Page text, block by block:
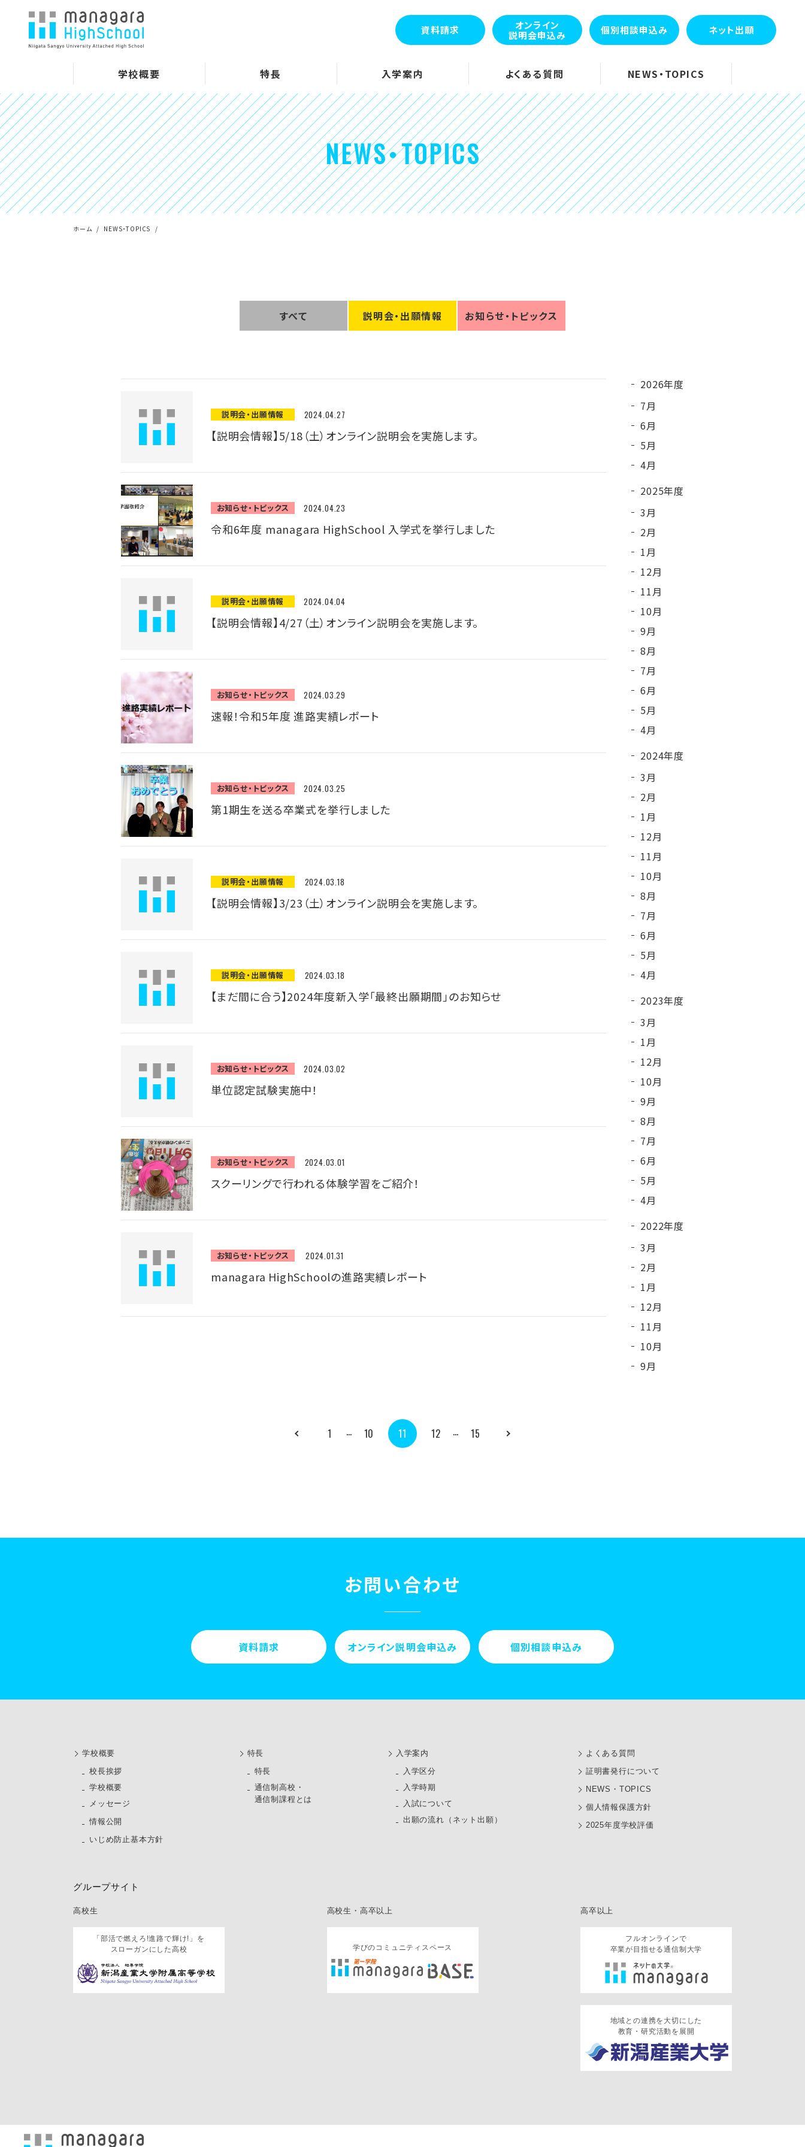
学校概要 特長 入学案内 よくある質問 NEWS・TOPICS
資料請求
オンライン
説明会申込み
個別相談申込み ネット出願
NEWS・TOPICS
ホーム NEWS・TOPICS
すべて 説明会・ 出願情報 お知らせ・ トピックス
2026年度
7月
6月
5月
4月
2025年度
3月
2月
1月
12月
11月
10月
9月
8月
7月
6月
5月
4月
2024年度
3月
2月
1月
12月
11月
10月
8月
7月
6月
5月
4月
2023年度
3月
1月
12月
10月
9月
8月
7月
6月
5月
4月
2022年度
3月
2月
1月
12月
11月
10月
9月
説明会・出願情報 2024.04.27
【説明会情報】5/18（土）オンライン説明会を実施します。
お知らせ・トピックス 2024.04.23
令和6年度 managara HighSchool 入学式を挙行しました
説明会・出願情報 2024.04.04
【説明会情報】4/27（土）オンライン説明会を実施します。
お知らせ・トピックス 2024.03.29
速報！令和5年度 進路実績レポート
お知らせ・トピックス 2024.03.25
第1期生を送る卒業式を挙行しました
説明会・出願情報 2024.03.18
【説明会情報】3/23（土）オンライン説明会を実施します。
説明会・出願情報 2024.03.18
【まだ間に合う】2024年度新入学「最終出願期間」のお知らせ
お知らせ・トピックス 2024.03.02
単位認定試験実施中！
お知らせ・トピックス 2024.03.01
スクーリングで行われる体験学習をご紹介！
お知らせ・トピックス 2024.01.31
managara HighSchoolの進路実績レポート
1 … 10 11 12 … 15
お問い合わせ
資料請求 オンライン説明会申込み 個別相談申込み
学校概要
校長挨拶
学校概要
メッセージ
情報公開
いじめ防止基本方針
特長
特長
通信制高校・
通信制課程とは
⼊学案内
⼊学区分
入学時期
入試について
出願の流れ（ネット出願）
よくある質問
証明書発行について
NEWS・TOPICS
個人情報保護方針
2025年度学校評価
グループサイト
高校生
「部活で燃えろ!進路で輝け!」を
スローガンにした高校
高校生・高卒以上
学びのコミュニティスペース
高卒以上
フルオンラインで
卒業が目指せる通信制大学
地域との連携を大切にした
教育・研究活動を展開